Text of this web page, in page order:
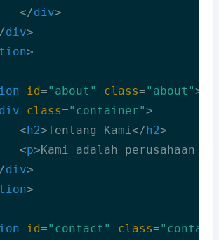
</div>
div>
>
id="about" class="about">
div class="container">
<h2>Tentang Kami</h2>
<p>Kami adalah perusahaan
div>
>
id="contact" class=